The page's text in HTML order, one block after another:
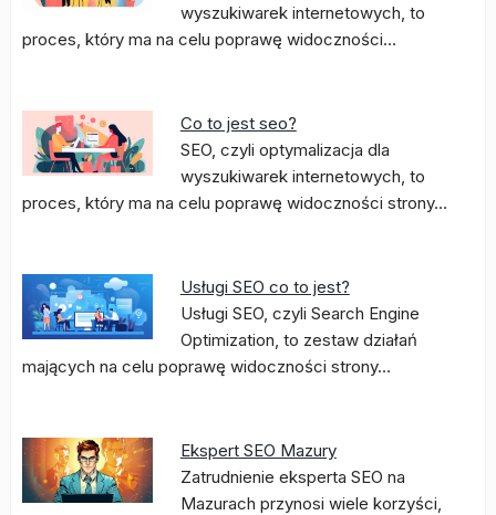
wyszukiwarek internetowych, to
proces, który ma na celu poprawę widoczności…
Co to jest seo?
SEO, czyli optymalizacja dla
wyszukiwarek internetowych, to
proces, który ma na celu poprawę widoczności strony…
Usługi SEO co to jest?
Usługi SEO, czyli Search Engine
Optimization, to zestaw działań
mających na celu poprawę widoczności strony…
Ekspert SEO Mazury
Zatrudnienie eksperta SEO na
Mazurach przynosi wiele korzyści,